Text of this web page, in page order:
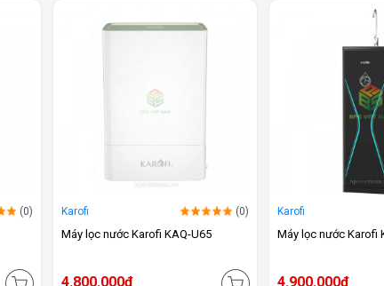
(0) Karofi (0)
Máy lọc nước Karofi KAQ-U65
4.800.000đ
Karofi
Máy lọc nước Karofi
4.900.000đ